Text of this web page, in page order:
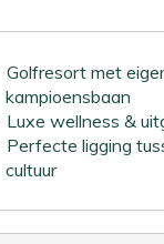
Golfresort met
kampioensbaan
Luxe wellness &
Perfecte ligging
cultuur